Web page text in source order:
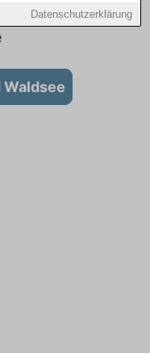
Datenschutzerklärung
für